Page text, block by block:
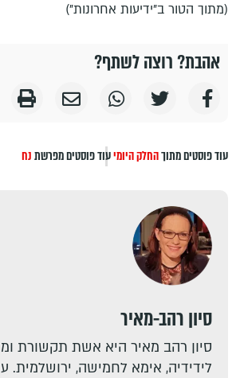
(מתוך הטור ב"ידיעות אחרונות")
אהבת? רוצה לשתף?
עוד פוסטים מתוךהחלק היומיעוד פוסטים מפרשתנח
סיון רהב-מאיר
סיון רהב מאיר היא אשת תקשורת
לידידיה, אימא לחמישה, ירושלמית.